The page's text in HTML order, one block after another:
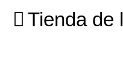
Tienda de